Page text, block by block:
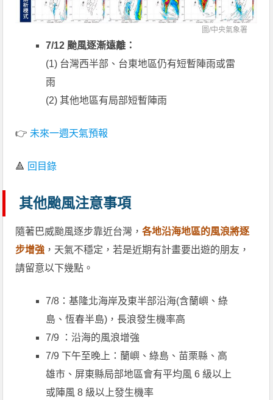
圖/中央氣象署
7/12 颱風逐漸遠離：
(1) 台灣西半部、台東地區仍有短暫陣雨或雷
雨
(2) 其他地區有局部短暫陣雨
👉 未來一週天氣預報
🔺 回目錄
其他颱風注意事項
隨著巴威颱風逐步靠近台灣，各地沿海地區的風浪將逐
步增強 ，天氣不穩定，若是近期有計畫要出遊的朋友，
請留意以下幾點。
7/8：基隆北海岸及東半部沿海(含蘭嶼、綠
島、恆春半島)，長浪發生機率高
7/9 ：沿海的風浪增強
7/9 下午至晚上：蘭嶼、綠島、苗栗縣、高
雄市、屏東縣局部地區會有平均風 6 級以上
或陣風 8 級以上發生機率